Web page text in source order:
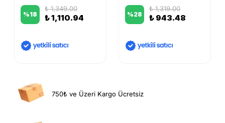
%18
₺ 1,349.00
₺ 1,110.94 %28
₺ 1,319.00
₺ 943.48
750₺ ve Üzeri Kargo Ücretsiz